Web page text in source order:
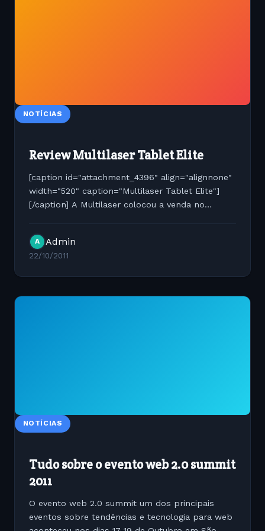
NOTÍCIAS
Review Multilaser Tablet Elite
[caption id="attachment_4396" align="alignnone"
width="520" caption="Multilaser Tablet Elite"]
[/caption] A Multilaser colocou a venda no
anteriores a...
A Admin
22/10/2011
NOTÍCIAS
Tudo sobre o evento web 2.0 summit
2011
O evento web 2.0 summit um dos principais
eventos sobre tendências e tecnologia para web